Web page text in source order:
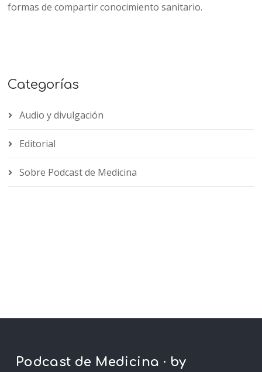
formas de compartir conocimiento sanitario.
Categorías
Audio y divulgación
Editorial
Sobre Podcast de Medicina
Podcast de Medicina · by